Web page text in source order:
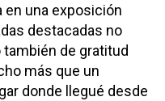
en una exposición
destacadas no
de gratitud
más que un
donde llegué desde